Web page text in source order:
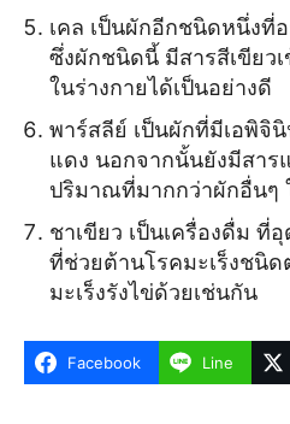
เคล เป็นผักอีกชนิดหนึ่งที่
ซึ่งผักชนิดนี้ มีสารสีเขียว
ในร่างกายได้เป็นอย่างดี
พาร์สลีย์ เป็นผักที่มีเอพิจิ
แดง นอกจากนั้นยังมีสา
ปริมาณที่มากกว่าผักอื่นๆ
ชาเขียว เป็นเครื่องดื่ม ที่
ที่ช่วยต้านโรคมะเร็งชนิด
มะเร็งรังไข่ด้วยเช่นกัน
Facebook Line